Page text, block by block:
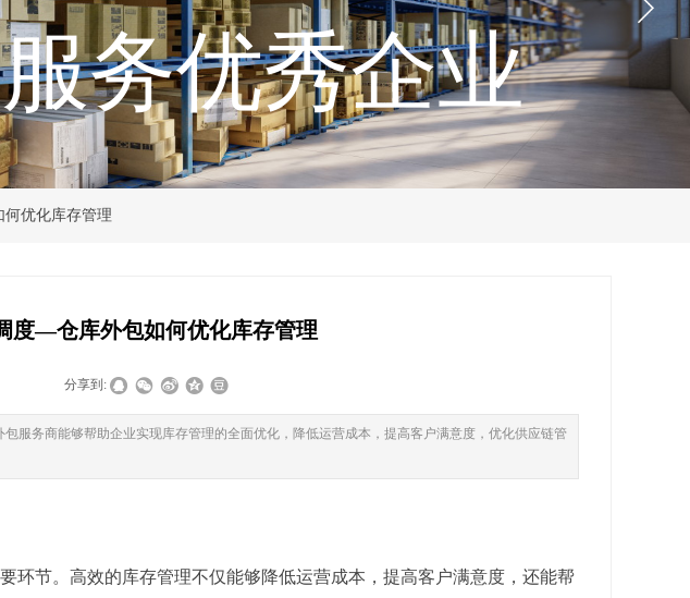
务优秀企业
优化库存管理
度—仓库外包如何优化库存管理
分享到:
服务商能够帮助企业实现库存管理的全面优化，降低运营成本，提高客户满意度，优化供应链管
环节。高效的库存管理不仅能够降低运营成本，提高客户满意度，还能帮